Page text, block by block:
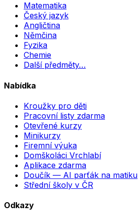
Matematika
Český jazyk
Angličtina
Němčina
Fyzika
Chemie
Další předměty…
Nabídka
Kroužky pro děti
Pracovní listy zdarma
Otevřené kurzy
Minikurzy
Firemní výuka
Domškoláci Vrchlabí
Aplikace zdarma
Doučík — AI parťák na matiku
Střední školy v ČR
Odkazy